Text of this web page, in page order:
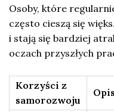
Osoby, które
często cieszą się
i stają się bardziej
oczach przyszłych
Korzyści z
samorozwoju
Opis